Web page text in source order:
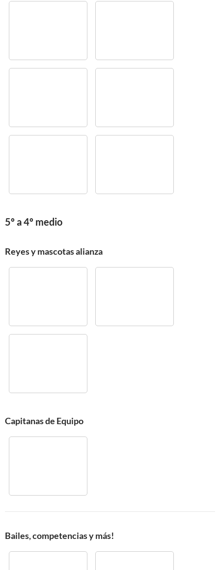
5º a 4º medio
Reyes y mascotas alianza
Capitanas de Equipo
Bailes, competencias y más!